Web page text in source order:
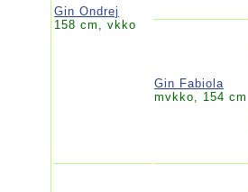
Gin Ondrej
158 cm, vkko
Gin Fabiola
mvkko, 154 cm